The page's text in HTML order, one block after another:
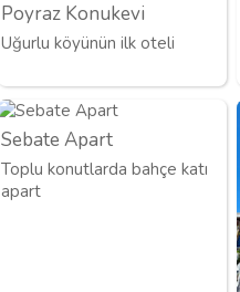
Poyraz Konukevi
Uğurlu köyünün ilk oteli
Sebate Apart
Toplu konutlarda bahçe katı
apart